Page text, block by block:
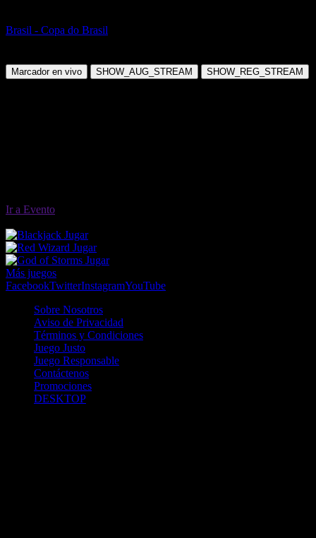
Brasil - Copa do Brasil
Marcador en vivo SHOW_AUG_STREAM SHOW_REG_STREAM
Ir a Evento
Jugar
Jugar
Jugar
Más juegos
FacebookTwitterInstagramYouTube
Sobre Nosotros
Aviso de Privacidad
Términos y Condiciones
Juego Justo
Juego Responsable
Contáctenos
Promociones
DESKTOP